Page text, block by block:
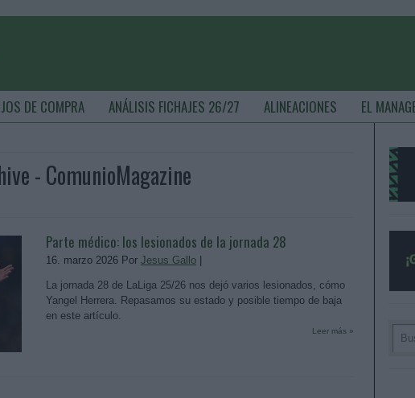
DE COMPRA ANÁLISIS FICHAJES 26/27 ALINEACIONES EL
- ComunioMagazine
Parte médico: los lesionados de la jornada 28
16. marzo 2026 Por Jesus Gallo
La jornada 28 de LaLiga 25/26 nos dejó varios lesionados, cómo
Yangel Herrera. Repasamos su estado y posible tiempo de baja
en este artículo.
Leer más »